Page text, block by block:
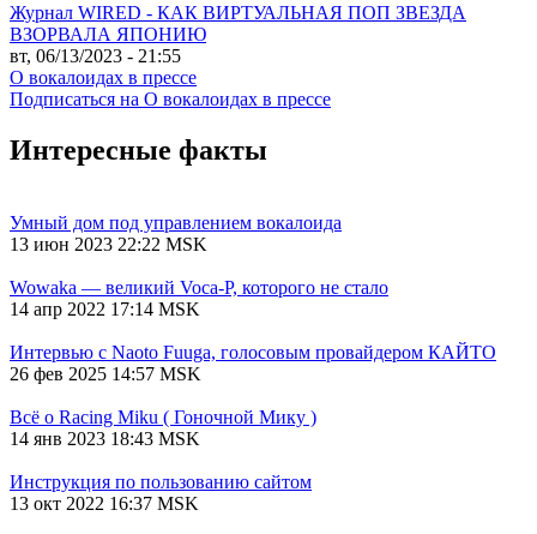
Журнал WIRED - КАК ВИРТУАЛЬНАЯ ПОП ЗВЕЗДА
ВЗОРВАЛА ЯПОНИЮ
вт, 06/13/2023 - 21:55
О вокалоидах в прессе
Подписаться на О вокалоидах в прессе
Интересные факты
Умный дом под управлением вокалоида
13 июн 2023 22:22 MSK
Wowaka — великий Voca-P, которого не стало
14 апр 2022 17:14 MSK
Интервью с Naoto Fuuga, голосовым провайдером КАЙТО
26 фев 2025 14:57 MSK
Всё о Racing Miku ( Гоночной Мику )
14 янв 2023 18:43 MSK
Инструкция по пользованию сайтом
13 окт 2022 16:37 MSK